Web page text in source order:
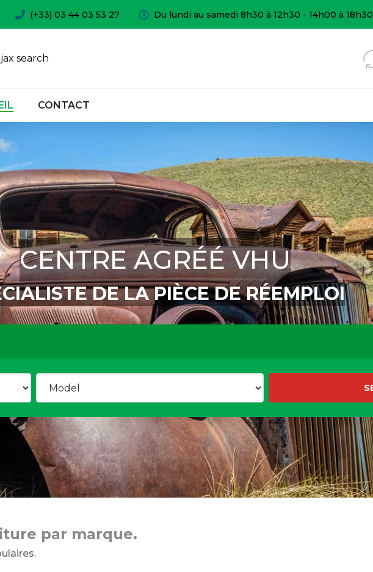
(+33) 03 44 03 53 27 Du lundi au samedi 8h30 à 12h30 - 14h00 à 18h30
search
CONTACT
CENTRE AGRÉÉ VHU
DE LA PIÈCE DE RÉEMPLOI
par marque.